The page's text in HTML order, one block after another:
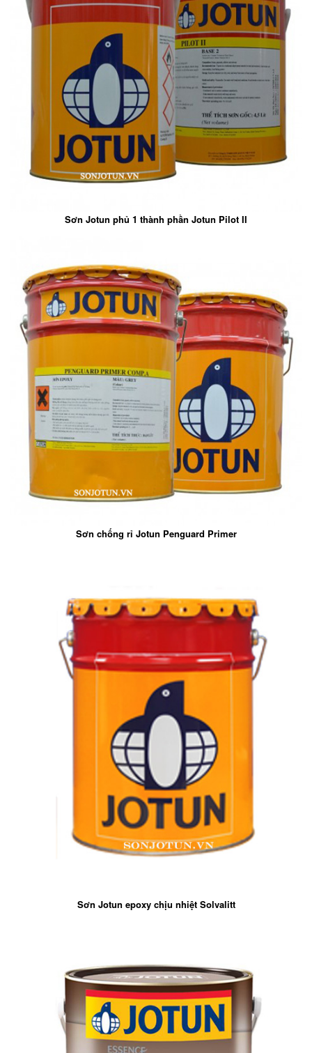
Sơn Jotun phủ 1 thành phần Jotun Pilot II
Sơn chống rỉ Jotun Penguard Primer
Sơn Jotun epoxy chịu nhiệt Solvalitt